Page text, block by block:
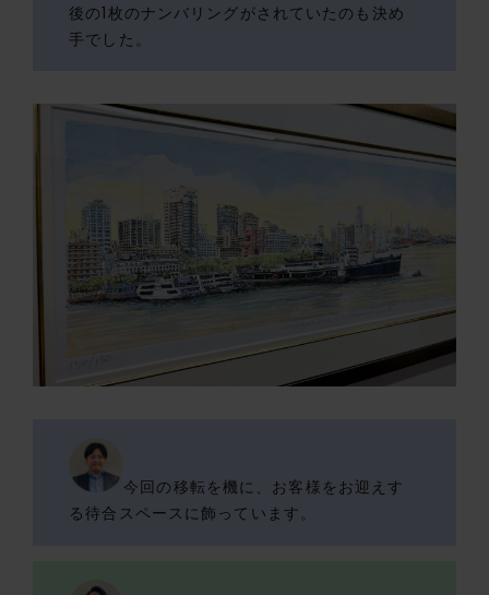
後の1枚のナンバリングがされていたのも決め
手でした。
今回の移転を機に、お客様をお迎えす
る待合スペースに飾っています。